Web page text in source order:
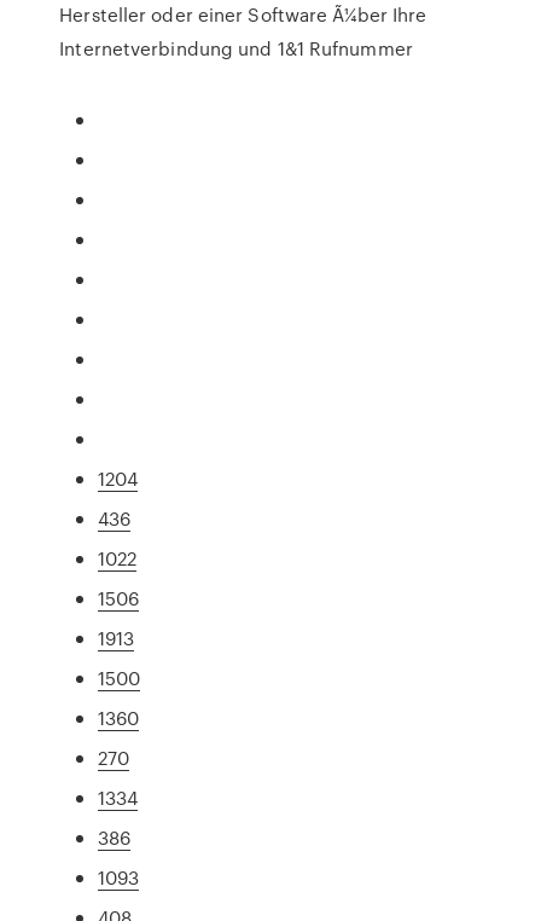
Hersteller oder einer Software Ã¼ber Ihre
Internetverbindung und 1&1 Rufnummer
1204
436
1022
1506
1913
1500
1360
270
1334
386
1093